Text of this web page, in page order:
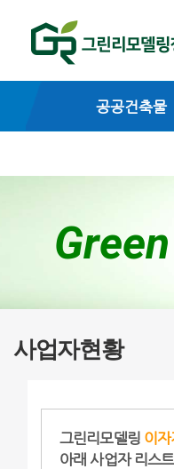
공공건축물
사업자현황
그린리모델링 이
아래 사업자 리스